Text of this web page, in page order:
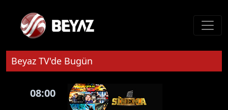
Beyaz TV'de Bugün
08:00